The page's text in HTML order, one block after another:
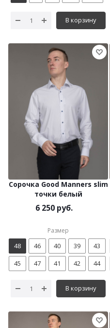
В корзину
Сорочка Good Manners slim
точки белый
6 250 руб.
Размер
48 46 40 39
43
45
47 41 42 44
В корзину